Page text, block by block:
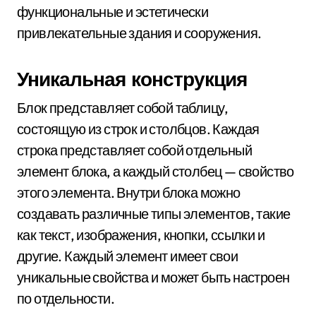
функциональные и эстетически
привлекательные здания и сооружения.
Уникальная конструкция
Блок представляет собой таблицу,
состоящую из строк и столбцов. Каждая
строка представляет собой отдельный
элемент блока, а каждый столбец — свойство
этого элемента. Внутри блока можно
создавать различные типы элементов, такие
как текст, изображения, кнопки, ссылки и
другие. Каждый элемент имеет свои
уникальные свойства и может быть настроен
по отдельности.